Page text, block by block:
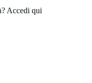
Accedi qui